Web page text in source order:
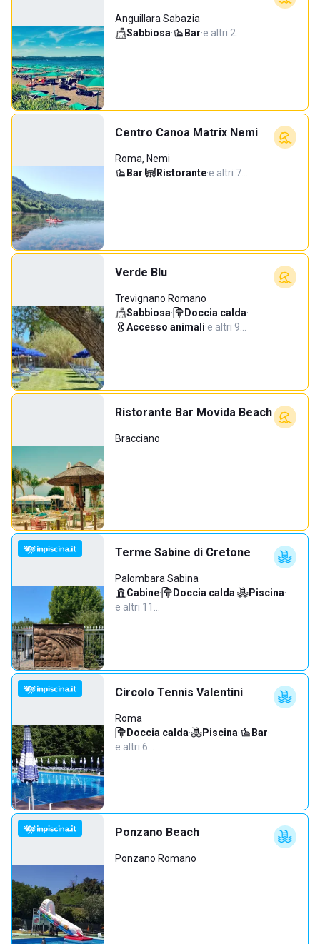
Anguillara Sabazia
Sabbiosa· Bar·e altri 2…
Centro Canoa Matrix Nemi
Roma, Nemi
Bar· Ristorante·e altri 7…
Verde Blu
Trevignano Romano
Sabbiosa· Doccia calda·
Accesso animali·e altri 9…
Ristorante Bar Movida Beach
Bracciano
Terme Sabine di Cretone
Palombara Sabina
Cabine· Doccia calda· Piscina·
e altri 11…
Circolo Tennis Valentini
Roma
Doccia calda· Piscina· Bar·
e altri 6…
Ponzano Beach
Ponzano Romano